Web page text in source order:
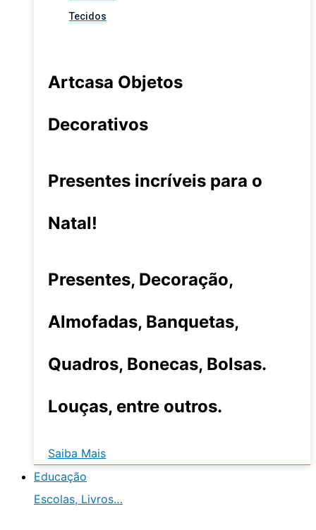
Tecidos
Artcasa Objetos
Decorativos
Presentes incríveis para o
Natal!
Presentes, Decoração,
Almofadas, Banquetas,
Quadros, Bonecas, Bolsas.
Louças, entre outros.
Saiba Mais
Educação
Escolas, Livros…